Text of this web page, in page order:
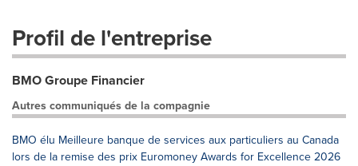
Profil de l'entreprise
BMO Groupe Financier
Autres communiqués de la compagnie
BMO élu Meilleure banque de services aux particuliers au Canada
lors de la remise des prix Euromoney Awards for Excellence 2026